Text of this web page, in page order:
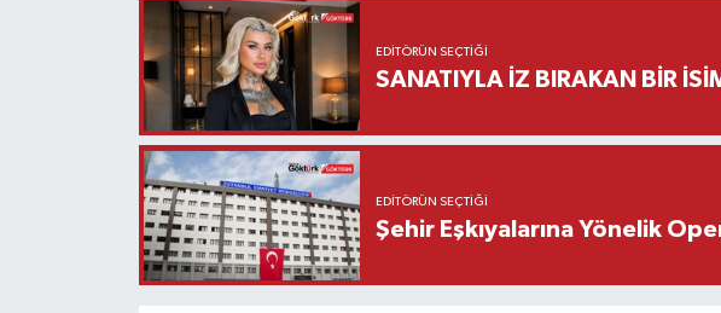
EDITÖRÜN SEÇTIĞI
SANATIYLA İZ BIRAKAN BİR
EDITÖRÜN SEÇTIĞI
Şehir Eşkıyalarına Yönelik